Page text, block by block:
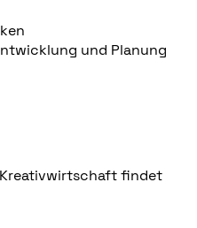
und Planung
findet